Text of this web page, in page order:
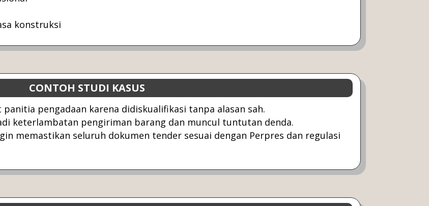
konstruksi
CONTOH STUDI KASUS
panitia pengadaan karena didiskualifikasi tanpa alasan sah.
keterlambatan pengiriman barang dan muncul tuntutan denda.
memastikan seluruh dokumen tender sesuai dengan Perpres dan regulasi